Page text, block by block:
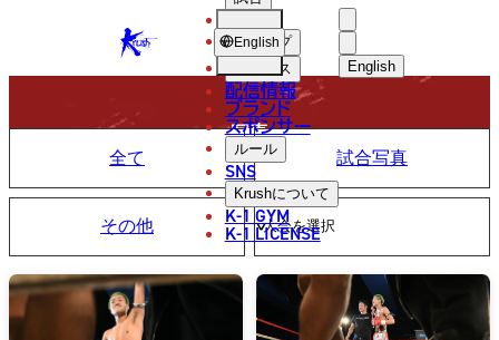
KRUSH English
ショップ
ニュース
配信情報
ブランド
スポンサー
ルール
SNS
Krushについて
K-1 GYM
K-1 LICENSE
English
PHOTO
写真
全て 試合写真
その他